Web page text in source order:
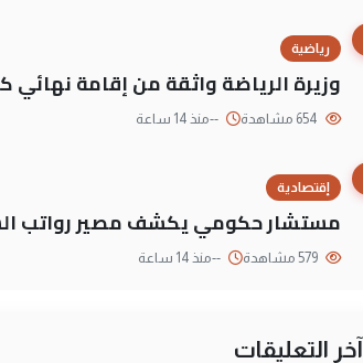
رياضية
وزيرة الرياضة واثقة من إقامة نهائي كأس العالم
--منذ 14 ساعة
إقتصادية
مستشار حكومي يكشف مصير رواتب
--منذ 14 ساعة
آخر التعليقات